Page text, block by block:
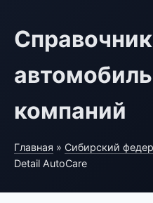
Справочник
компаний
Главная » Сибирский
Detail AutoCare